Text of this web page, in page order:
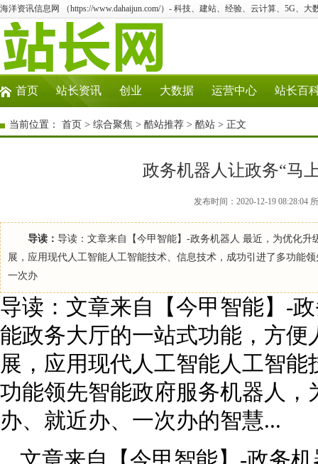
海洋资讯信息网 （https://www.dahaijun.com/）- 科技、建站、经验、云计算、5G、大
首页 站长资讯 创业 大数据 运营中心 站长百
当前位置： 首页 > 综合聚焦 > 酷站推荐 > 酷站 > 正文
政务机器人让政务“马
发布时间：2020-12-19 08:28:04
导读： 导读：文章来自【今甲智能】-政务机器人 最近，为优化
展，应用现代人工智能人工智能技术、信息技术，成功引进了多功能
一次办
导读：文章来自【今甲智能】-
能政务大厅的一站式功能，方
展，应用现代人工智能人工智
功能领先智能政府服务机器人
办、就近办、一次办的智慧...